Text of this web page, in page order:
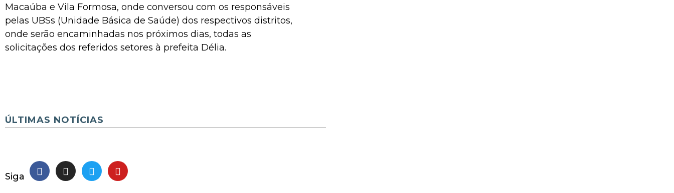
Macaúba e Vila Formosa, onde conversou com os responsáveis
pelas UBSs (Unidade Básica de Saúde) dos respectivos distritos,
onde serão encaminhadas nos próximos dias, todas as
solicitações dos referidos setores à prefeita Délia.
ÚLTIMAS NOTÍCIAS
Siga